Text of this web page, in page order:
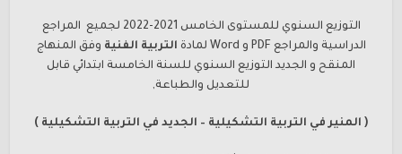
التوزيع السنوي للمستوى الخامس 2021-2022 لجميع المراجع
الدراسية والمراجع PDF و Word لمادة
التربية الفنية وفق المنهاج
المنقح و الجديد التوزيع السنوي للسنة الخامسة ابتدائي قابل
للتعديل والطباعة,
( المنير في التربية التشكيلية – الجديد في التربية التشكيلية )